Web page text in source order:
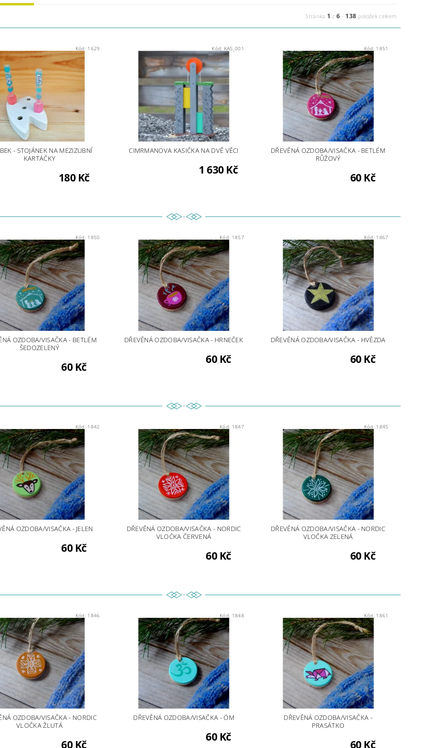
Stránka 1 z6 - 138 položek celkem
Kód: 1629
- STOJÁNEK NA MEZIZUBNÍ
KARTÁČKY
180 Kč
Kód: KAS_001
CIMRMANOVA KASIČKA NA DVĚ VĚCI
1 630 Kč
Kód: 1851
DŘEVĚNÁ OZDOBA/VISAČKA - BETLÉM
RŮŽOVÝ
60 Kč
Kód: 1850
OZDOBA/VISAČKA - BETLÉM
ŠEDOZELENÝ
60 Kč
Kód: 1857
DŘEVĚNÁ OZDOBA/VISAČKA - HRNEČEK
60 Kč
Kód: 1867
DŘEVĚNÁ OZDOBA/VISAČKA - HVĚZDA
60 Kč
Kód: 1842
OZDOBA/VISAČKA - JELEN
60 Kč
Kód: 1847
DŘEVĚNÁ OZDOBA/VISAČKA - NORDIC
VLOČKA ČERVENÁ
60 Kč
Kód: 1845
DŘEVĚNÁ OZDOBA/VISAČKA - NORDIC
VLOČKA ZELENÁ
60 Kč
Kód: 1846
OZDOBA/VISAČKA - NORDIC
VLOČKA ŽLUTÁ
60 Kč
Kód: 1848
DŘEVĚNÁ OZDOBA/VISAČKA - ÓM
60 Kč
Kód: 1861
DŘEVĚNÁ OZDOBA/VISAČKA -
PRASÁTKO
60 Kč